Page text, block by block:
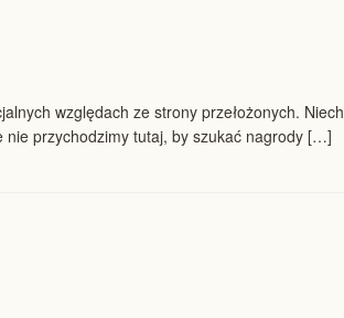
względach ze strony przełożonych. Niech
nie przychodzimy tutaj, by szukać nagrody […]